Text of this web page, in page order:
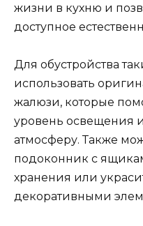
жизни в кухню и
доступное
Для обустройства
использовать
жалюзи, которые
уровень освещения
атмосферу. Также
подоконник с
хранения или
декоративными